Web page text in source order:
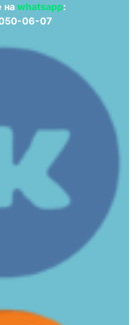
на whatsapp:
06-07